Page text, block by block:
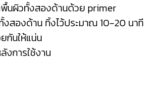
พื้นผิวทั้งสองด้านด้วย primer
สองด้าน ทิ้งไว้ประมาณ 10-20 นาที
กันให้แน่น
งการใช้งาน